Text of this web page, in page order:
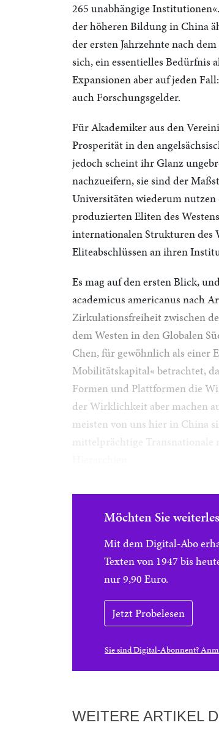
265 unabhängige
der höheren Bildung in China
der ersten Jahrzehnte nach
sich, ein essentielles
Expansionen aber auf jeden
auch Forschungsgelder.
Für Akademiker aus den
Prosperität in den
jedoch scheint ihr Glanz
nachzueifern, sie sind der
Universitäten wiederum
produzierten Eliten des
internationalen Strukturen des
Eliteabschlüssen an ihren
Es mag auf den ersten Blick,
academicus americanus nach
Zirkulationsfreiheit zwischen
dem Westen in den Globalen
Chen, für gewöhnlich als einer
Mobilitätskapital« betrachtet,
Formen und Plattformen die
der Wirklichkeit aber machen
meisten von uns hier in China
mittelprächtige Transnationale
Möchten Sie
Mit dem Digital-Abo
Texten von 1947 bis
nur 9,90 Euro.
Jetzt Probelesen
Sie sind Digital-Abonnent?
WEITERE ARTIKEL